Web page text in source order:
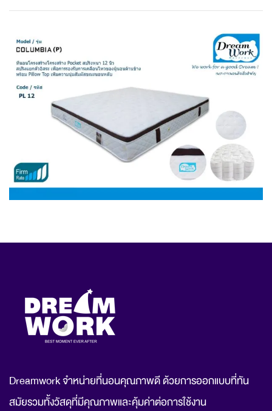
Dreamwork จำหน่ายที่นอนคุณภาพดี ด้วยการออกแบบที่ทัน
สมัยรวมทั้งวัสดุที่มีคุณภาพและคุ้มค่าต่อการใช้งาน